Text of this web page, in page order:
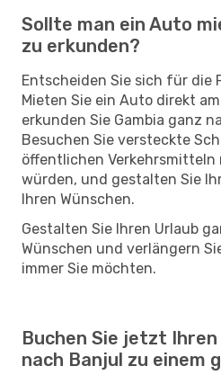
Sollte man ein Auto
zu erkunden?
Entscheiden Sie sich für die
Mieten Sie ein Auto direkt
erkunden Sie Gambia ganz
Besuchen Sie versteckte
öffentlichen Verkehrsmitteln
würden, und gestalten Sie
Ihren Wünschen.
Gestalten Sie Ihren Urlaub
Wünschen und verlängern
immer Sie möchten.
Buchen Sie jetzt Ihren
nach Banjul zu einem